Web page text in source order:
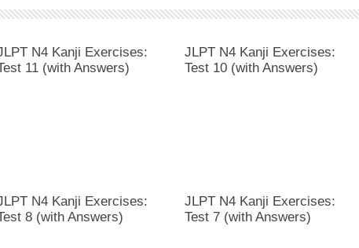
N4 Kanji Exercises:
11 (with Answers)
JLPT N4 Kanji Exercises:
Test 10 (with Answers)
N4 Kanji Exercises:
8 (with Answers)
JLPT N4 Kanji Exercises:
Test 7 (with Answers)